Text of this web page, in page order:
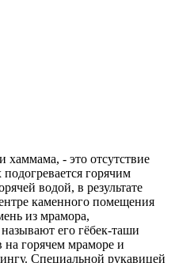
хаммама, - это отсутствие
горячим
водой, в результате
каменного помещения
из мрамора,
его гёбек-таши
горячем мраморе и
Специальной рукавицей